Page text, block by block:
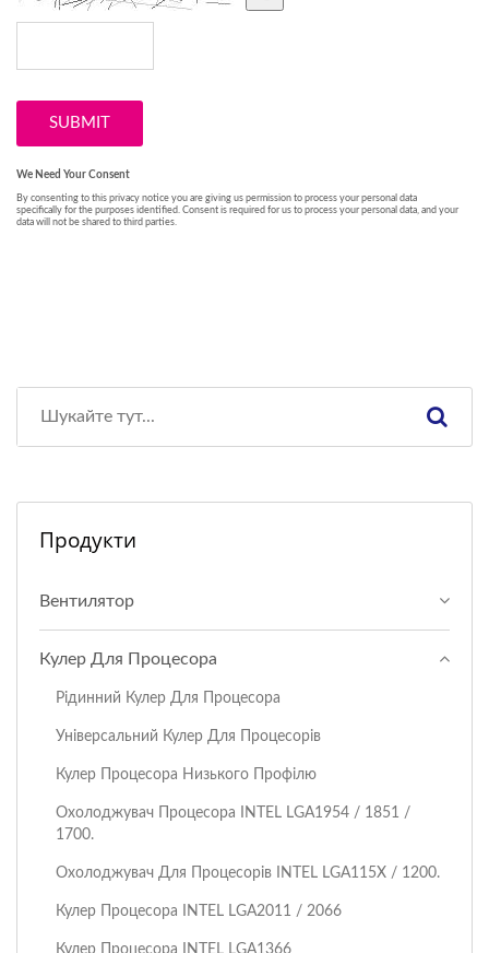
Продукти
Вентилятор
Кулер Для Процесора
Рідинний Кулер Для Процесора
Універсальний Кулер Для Процесорів
Кулер Процесора Низького Профілю
Охолоджувач Процесора I​NTEL LGA1954 / 1851 /
1700.
Охолоджувач Для Процесорів INTEL LGA115X / 1200.
Кулер Процесора INTEL LGA2011 / 2066
Кулер Процесора INTEL LGA1366